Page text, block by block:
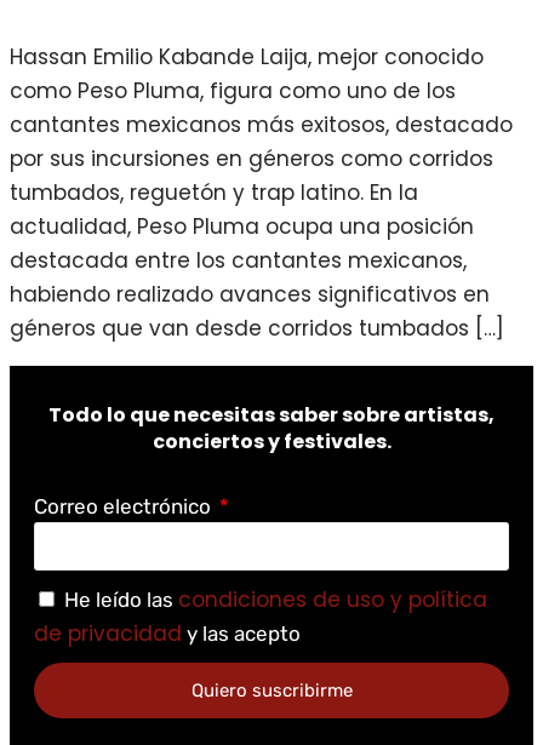
Hassan Emilio Kabande Laija, mejor conocido
como Peso Pluma, figura como uno de los
cantantes mexicanos más exitosos, destacado
por sus incursiones en géneros como corridos
tumbados, reguetón y trap latino. En la
actualidad, Peso Pluma ocupa una posición
destacada entre los cantantes mexicanos,
habiendo realizado avances significativos en
géneros que van desde corridos tumbados […]
Todo lo que necesitas saber sobre artistas,
conciertos y festivales.
Correo electrónico
He leído las condiciones de uso y política
de privacidad y las acepto
Quiero suscribirme